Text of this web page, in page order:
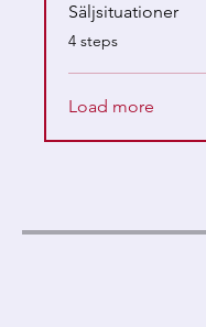
Säljsituationer
.
4 steps
Load more